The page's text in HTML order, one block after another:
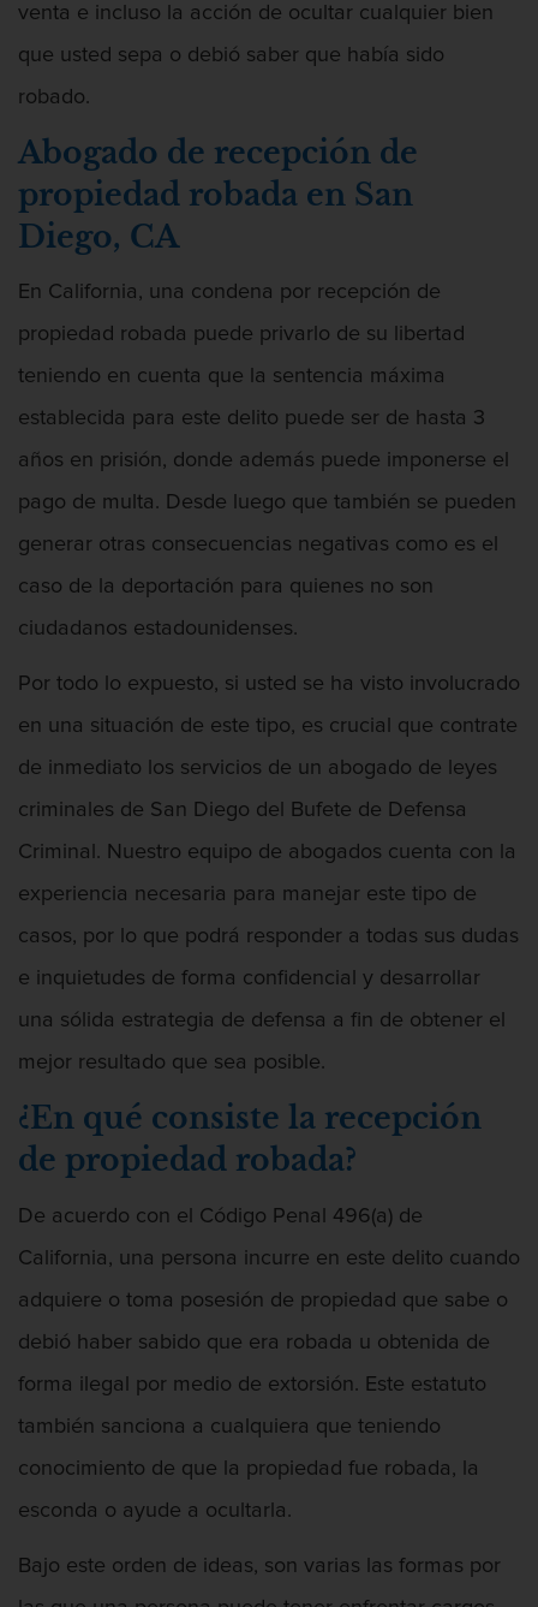
Eliminación de Antecedentes Penales
Violación de la libertad condicional
Defensa Criminal
Defensa de Licencia Profesional
Licencia De Contabilidad
Licencia Dental
Licencia Médica
Licencia de Enfermería
Licencia de Farmacéutico
Licencia Veterinaria
Defensa de secuestro
Delincuencia Juvenil
Audiencias de Detención
Audiencias de Disposición
Audiencias de Transferencia
Delitos por los cuales un Menor puede
ser Juzgado como Adulto
Derechos de los Padres en Casos
Juveniles
Desviación Informal Juvenil
División de Justicia Juvenil
Libertad Condicional para Menores
Proyecto de Ley del Senado SB 439
Sello de Registros Juveniles
Tribunal de Delincuencia Juvenil
venta e incluso la acción de ocultar cualquier bien
que usted sepa o debió saber que había sido
robado.
Abogado de recepción de
propiedad robada en San
Diego, CA
En California, una condena por recepción de
propiedad robada puede privarlo de su libertad
teniendo en cuenta que la sentencia máxima
establecida para este delito puede ser de hasta 3
años en prisión, donde además puede imponerse el
pago de multa. Desde luego que también se pueden
generar otras consecuencias negativas como es el
caso de la deportación para quienes no son
ciudadanos estadounidenses.
Por todo lo expuesto, si usted se ha visto involucrado
en una situación de este tipo, es crucial que contrate
de inmediato los servicios de un abogado de leyes
criminales de San Diego del Bufete de Defensa
Criminal. Nuestro equipo de abogados cuenta con la
experiencia necesaria para manejar este tipo de
casos, por lo que podrá responder a todas sus dudas
e inquietudes de forma confidencial y desarrollar
una sólida estrategia de defensa a fin de obtener el
mejor resultado que sea posible.
¿En qué consiste la recepción
de propiedad robada?
De acuerdo con el Código Penal 496(a) de
California, una persona incurre en este delito cuando
adquiere o toma posesión de propiedad que sabe o
debió haber sabido que era robada u obtenida de
forma ilegal por medio de extorsión. Este estatuto
también sanciona a cualquiera que teniendo
conocimiento de que la propiedad fue robada, la
esconda o ayude a ocultarla.
Bajo este orden de ideas, son varias las formas por